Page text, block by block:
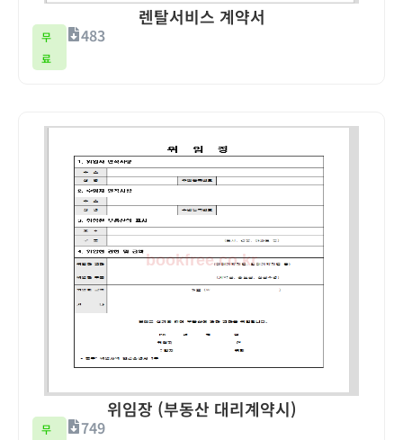
렌탈서비스 계약서
무
료
483
위임장 (부동산 대리계약시)
무
749